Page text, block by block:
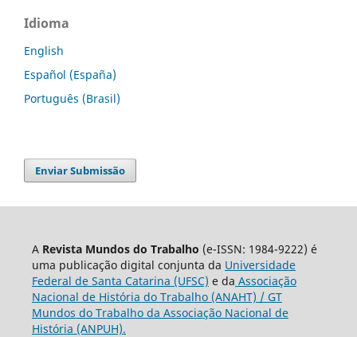
Idioma
English
Español (España)
Português (Brasil)
Enviar Submissão
A Revista Mundos do Trabalho (e-ISSN: 1984-9222) é
uma publicação digital conjunta da Universidade
Federal de Santa Catarina (UFSC) e da Associação
Nacional de História do Trabalho (ANAHT) / GT
Mundos do Trabalho da Associação Nacional de
História (ANPUH).